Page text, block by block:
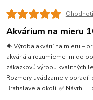
Akvárium na mieru
🐠 Výroba akvárií na mieru –
akváriá a rozumieme im do
zákazkovú výrobu kvalitných
Rozmery uvádzame v poradí:
Bratislave a okolí: ✅ Návrh, ...